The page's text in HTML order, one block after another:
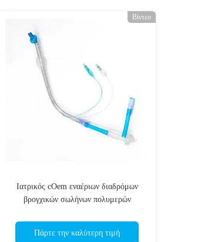
Βίντεο
Ιατρικός cOem εναέριων διαδρόμων
βρογχικών σωλήνων πολυμερών
Πάρτε την καλύτερη τιμή